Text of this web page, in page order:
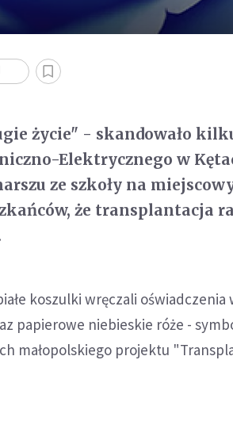
życie" - skandowało
Elektrycznego w
ze szkoły na
że transplantacja
koszulki wręczali
papierowe niebieskie róże -
małopolskiego projektu